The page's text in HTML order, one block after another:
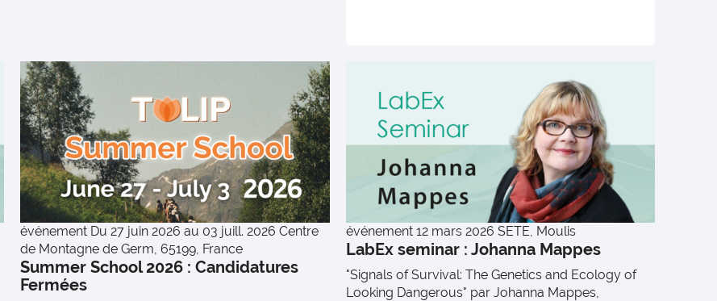
événement Du 27 juin 2026 au 03 juill. 2026 Centre
de Montagne de Germ, 65199, France
Summer School 2026 : Candidatures
Fermées
événement 12 mars 2026 SETE, Moulis
LabEx seminar : Johanna Mappes
"Signals of Survival: The Genetics and Ecology of
Looking Dangerous" par Johanna Mappes,